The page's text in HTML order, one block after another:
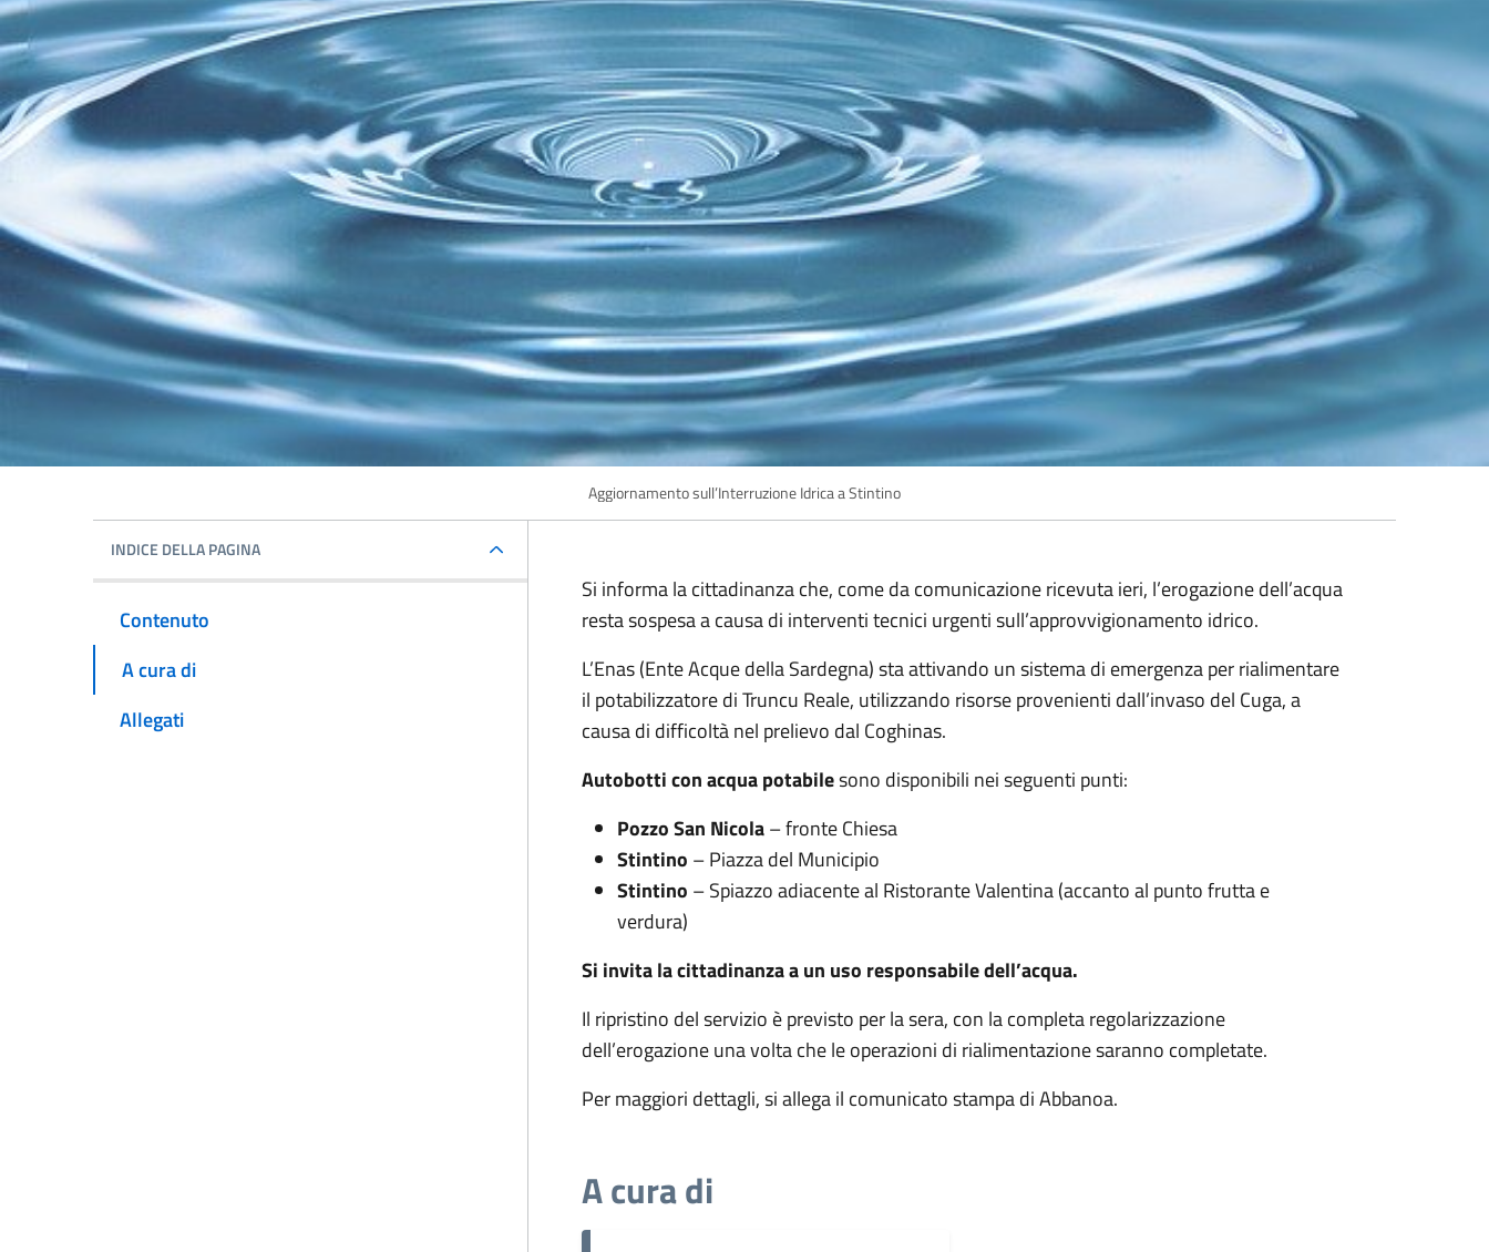
Aggiornamento sull’Interruzione Idrica a Stintino
INDICE DELLA PAGINA
Contenuto
A cura di
Allegati
Si informa la cittadinanza che, come da comunicazione ricevuta ieri, l’erogazione dell’acqua
resta sospesa a causa di interventi tecnici urgenti sull’approvvigionamento idrico.
L’Enas (Ente Acque della Sardegna) sta attivando un sistema di emergenza per rialimentare
il potabilizzatore di Truncu Reale, utilizzando risorse provenienti dall’invaso del Cuga, a
causa di difficoltà nel prelievo dal Coghinas.
Autobotti con acqua potabilesono disponibili nei seguenti punti:
Pozzo San Nicola– fronte Chiesa
Stintino – Piazza del Municipio
Stintino – Spiazzo adiacente al Ristorante Valentina (accanto al punto frutta e
verdura)
Si invita la cittadinanza a un uso responsabile dell’acqua.
Il ripristino del servizio è previsto per la sera, con la completa regolarizzazione
dell’erogazione una volta che le operazioni di rialimentazione saranno completate.
Per maggiori dettagli, si allega il comunicato stampa di Abbanoa.
A cura di